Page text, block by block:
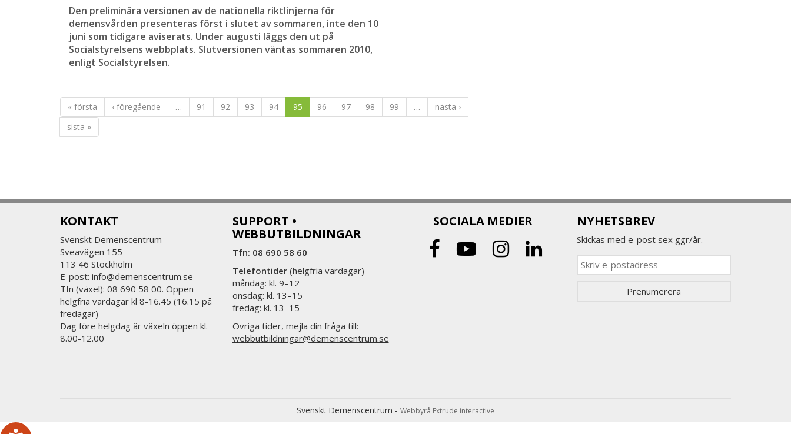
Den preliminära versionen av de nationella riktlinjerna för
demensvården presenteras först i slutet av sommaren, inte den 10
juni som tidigare aviserats. Under augusti läggs den ut på
Socialstyrelsens webbplats. Slutversionen väntas sommaren 2010,
enligt Socialstyrelsen.
« första ‹ föregående … 91 92 93 94 95 96 97 98 99 …
nästa ›
sista »
KONTAKT
Svenskt Demenscentrum
Sveavägen 155
113 46 Stockholm
E-post: info@demenscentrum.se
Tfn (växel): 08 690 58 00. Öppen
helgfria vardagar kl 8-16.45 (16.15 på
fredagar)
Dag före helgdag är växeln öppen kl.
8.00-12.00
SUPPORT •
WEBBUTBILDNINGAR
Tfn: 08 690 58 60
Telefontider(helgfria vardagar)
måndag: kl. 9–12
onsdag: kl. 13–15
fredag: kl. 13–15
Övriga tider, mejla din fråga till:
webbutbildningar@demenscentrum.se
SOCIALA MEDIER NYHETSBREV
Skickas med e-post sex ggr/år.
Svenskt Demenscentrum - Webbyrå Extrude interactive